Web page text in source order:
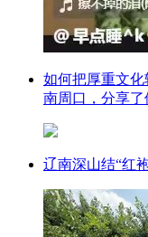
如何把厚重文
南周口，分享了
辽南深山结“红